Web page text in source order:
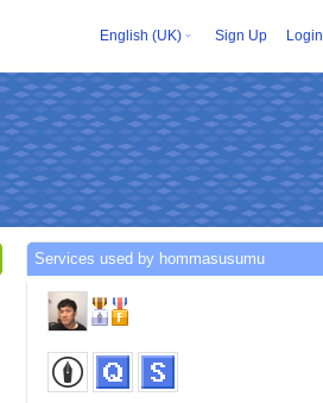
English (UK) Sign Up Login
Services used by hommasusumu